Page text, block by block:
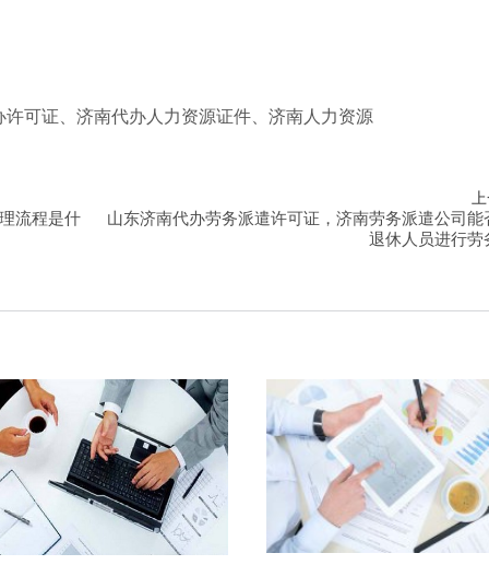
可证、济南代办人力资源证件、济南人力资源
流程是什
山东济南代办劳务派遣许可证，济南劳务派遣公司能
退休人员进行劳